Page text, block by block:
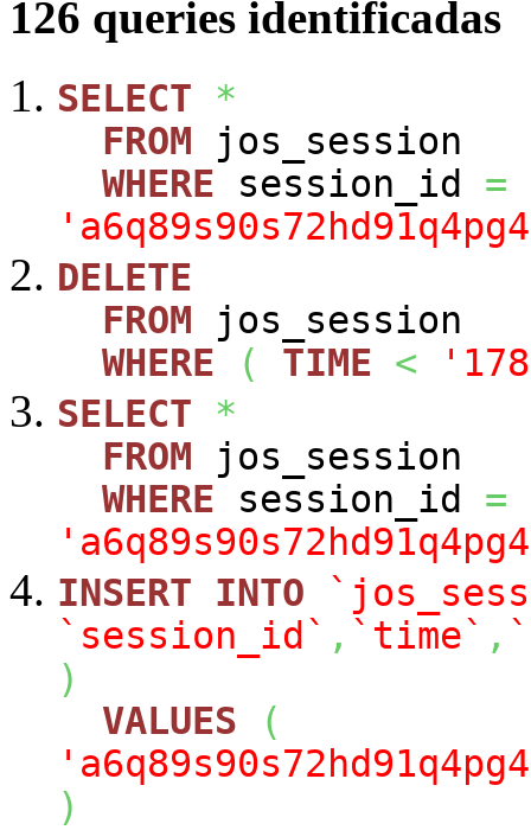
126 queries identificadas
SELECT
*
FROM jos_session
WHERE session_id =
DELETE
FROM jos_session
WHERE
( TIME <
SELECT
*
FROM jos_session
WHERE session_id =
INSERT
INTO
`session_id` , `time` ,
)
VALUES
(
)